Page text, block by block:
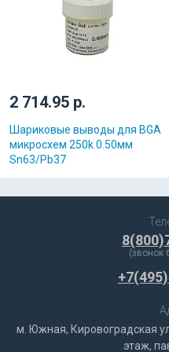
2 714.95 р.
Шариковые выводы для BGA
микросхем 250k 0.50мм
Sn63/Pb37
(звонок
м. Южная, Кировоградская
этаж,